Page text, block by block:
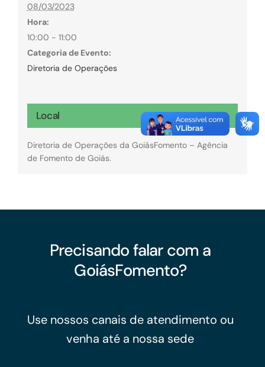
08/03/2023
Hora:
10:00 - 11:00
Categoria de Evento:
Diretoria de Operações
Local
Diretoria de Operações da GoiásFomento – Agência
de Fomento de Goiás.
Precisando falar com a
GoiásFomento?
Use nossos canais de atendimento ou
venha até a nossa sede